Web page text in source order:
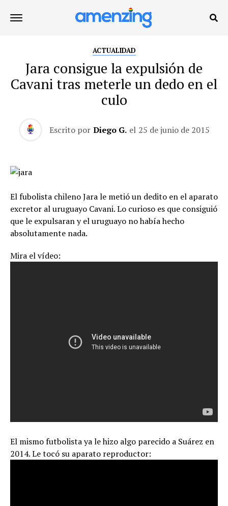
ACTUALIDAD
Jara consigue la expulsión de
Cavani tras meterle un dedo en el
culo
Escrito por Diego G. el 25 de junio de 2015
El fubolista chileno Jara le metió un dedito en el aparato
excretor al uruguayo Cavani. Lo curioso es que consiguió
que le expulsaran y el uruguayo no había hecho
absolutamente nada.
Mira el vídeo:
El mismo futbolista ya le hizo algo parecido a Suárez en
2014. Le tocó su aparato reproductor: